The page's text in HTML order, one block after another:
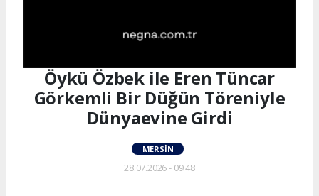
Öykü Özbek ile Eren Tüncar
Görkemli Bir Düğün Töreniyle
Dünyaevine Girdi
MERSIN
28.07.2026 - 09:48